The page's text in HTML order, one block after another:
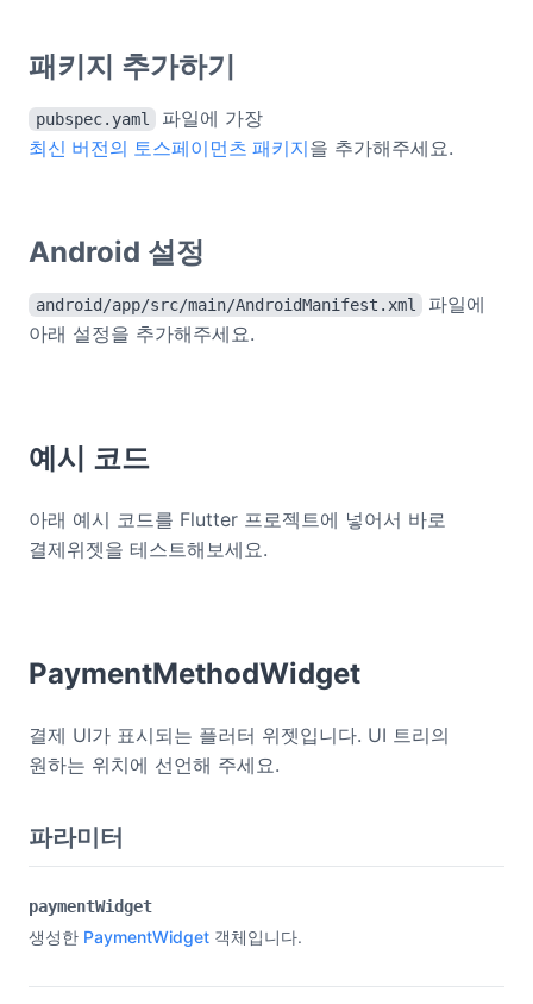
패키지 추가하기
pubspec.yaml
파일에 가장
최신 버전의 토스페이먼츠 패키지을 추가해주세요.
Android 설정
android/app/src/main/AndroidManifest.xml
파일에
아래 설정을 추가해주세요.
예시 코드
아래 예시 코드를 Flutter 프로젝트에 넣어서 바로
결제위젯을 테스트해보세요.
PaymentMethodWidget
결제 UI가 표시되는 플러터 위젯입니다. UI 트리의
원하는 위치에 선언해 주세요.
파라미터
paymentWidget
생성한 PaymentWidget 객체입니다.